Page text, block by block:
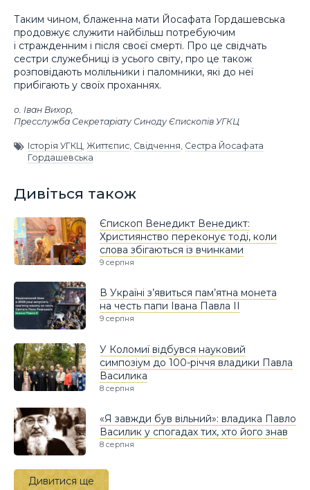
Таким чином, блаженна мати Йосафата Гордашевська
продовжує служити найбільш потребуючим
і стражденним і після своєї смерті. Про це свідчать
сестри служебниці із усього світу, про це також
розповідають молільники і паломники, які до неї
прибігають у своїх проханнях.
о. Іван Вихор,
Пресслужба Секретаріату Синоду Єпископів УГКЦ
Історія УГКЦ Життєпис Свідчення Сестра Йосафата
Гордашевська
Дивіться також
Єпископ Венедикт Венедикт:
Християнство переконує тоді, коли
слова збігаються із вчинками
9 серпня
В Україні з’явиться пам’ятна монета
на честь папи Івана Павла II
9 серпня
У Коломиї відбувся науковий
симпозіум до 100-річчя владики Павла
Василика
8 серпня
«Я завжди був вільний»: владика Павло
Василик у спогадах тих, хто його знав
8 серпня
Дивитися ще